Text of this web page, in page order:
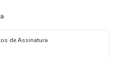
de Assinatura